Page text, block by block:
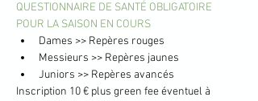
QUESTIONNAIRE DE SANTÉ OBLIGATOIRE
POUR LA SAISON EN COURS
Dames >> Repères rouges
Messieurs >> Repères jaunes
Juniors >> Repères avancés
Inscription 10 € plus green fee éventuel à